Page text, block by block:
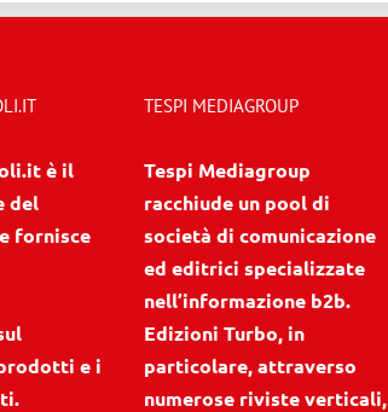
è il
del
fornisce
e i
TESPI MEDIAGROUP
Tespi Mediagroup
racchiude un pool di
società di comunicazione
ed editrici specializzate
nell’informazione b2b.
Edizioni Turbo, in
particolare, attraverso
numerose riviste verticali,